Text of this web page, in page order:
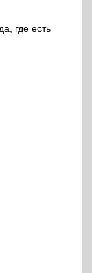
где есть